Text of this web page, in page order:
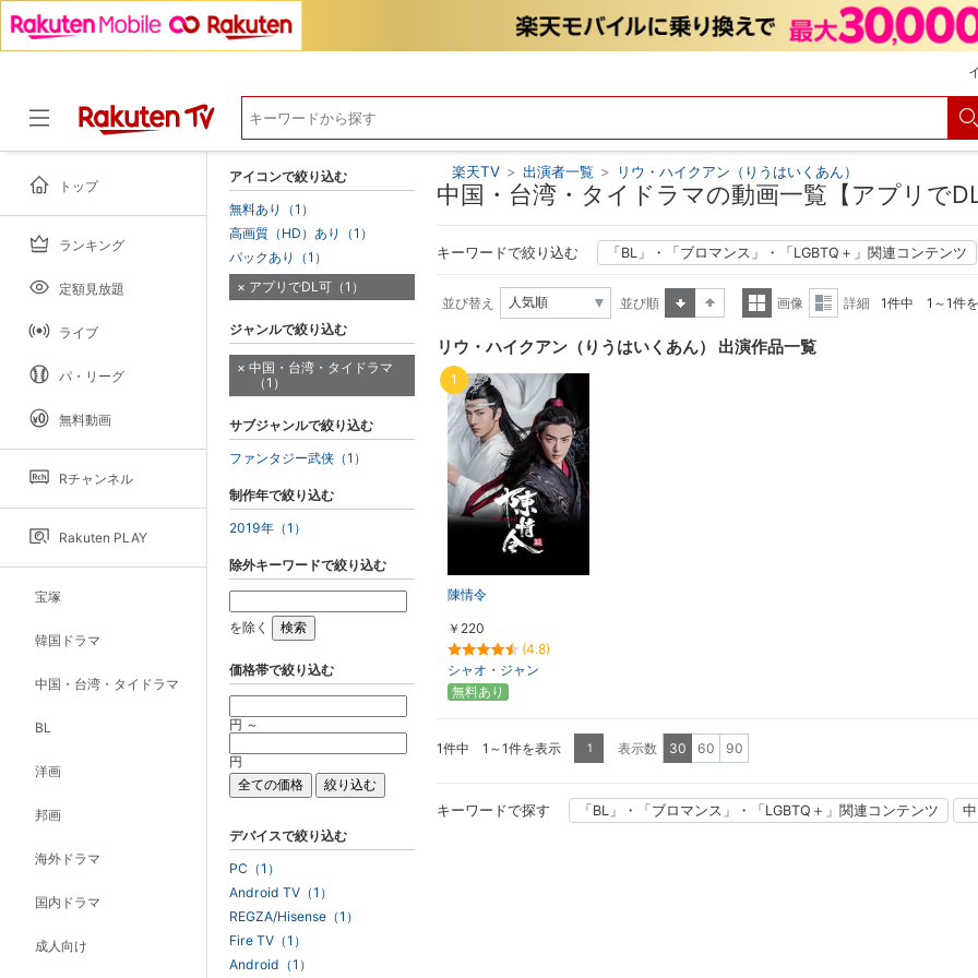
トップ
ランキング
定額見放題
ライブ
パ・リーグ
無料動画
Rチャンネル
Rakuten PLAY
宝塚
韓国ドラマ
中国・台湾・タイドラマ
BL
洋画
邦画
海外ドラマ
国内ドラマ
成人向け
楽天TV > 出演者一覧 > リウ・ハイクアン（りうはいくあん）
中国・台湾・タイドラマの動画一覧【アプリで
キーワードで絞り込む 「BL」・「ブロマンス」・「LGBTQ＋」関連コンテンツ
並び替え
並び順
表示
画像
表示
詳細 1件中 1～1件
リウ・ハイクアン（りうはいくあん） 出演作品一覧
陳情令
￥220
(4.8)
シャオ・ジャン
1
無料あり
1件中 1～1件を表示 1 表示数 30 60 90
キーワードで探す 「BL」・「ブロマンス」・「LGBTQ＋」関連コンテンツ
アイコンで絞り込む
無料あり（1）
高画質（HD）あり（1）
パックあり（1）
アプリでDL可（1）
ジャンルで絞り込む
中国・台湾・タイドラマ
（1）
サブジャンルで絞り込む
ファンタジー武侠（1）
制作年で絞り込む
2019年（1）
除外キーワードで絞り込む
を除く
価格帯で絞り込む
円 ～
円
デバイスで絞り込む
PC（1）
Android TV（1）
REGZA/Hisense（1）
Fire TV（1）
Android（1）